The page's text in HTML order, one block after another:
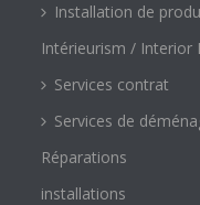
Installation de
Intérieurism / Interior
Services contrat
Services de
Réparations
installations